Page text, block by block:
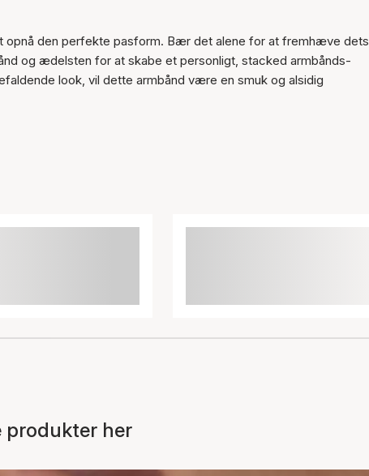
opnå den perfekte pasform. Bær det alene for at fremhæve dets
og ædelsten for at skabe et personligt, stacked armbånds-
look, vil dette armbånd være en smuk og alsidig
produkter her